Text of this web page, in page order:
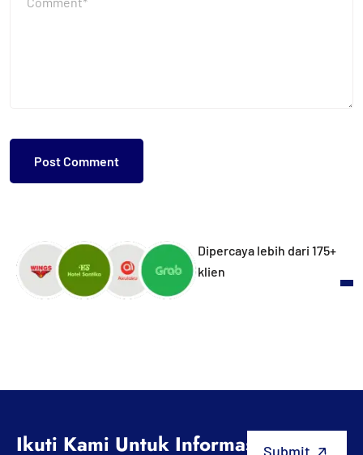
Dipercaya lebih dari 175+
klien
Ikuti Kami Untuk Informasi Terbaru